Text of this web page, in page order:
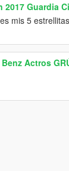
2017 Guardia
mis 5
Actros